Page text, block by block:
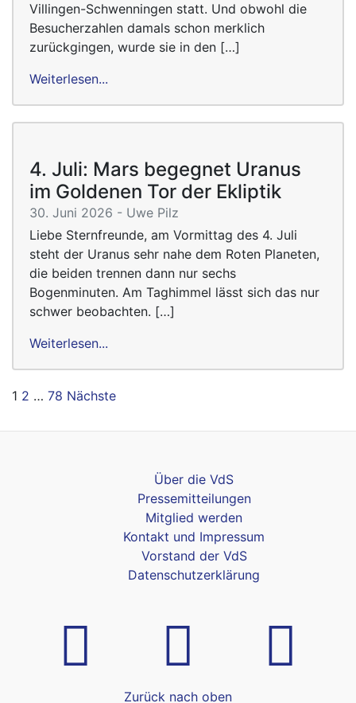
Villingen-Schwenningen statt. Und obwohl die
Besucherzahlen damals schon merklich
zurückgingen, wurde sie in den […]
Weiterlesen...
4. Juli: Mars begegnet Uranus
im Goldenen Tor der Ekliptik
30. Juni 2026 - Uwe Pilz
Liebe Sternfreunde, am Vormittag des 4. Juli
steht der Uranus sehr nahe dem Roten Planeten,
die beiden trennen dann nur sechs
Bogenminuten. Am Taghimmel lässt sich das nur
schwer beobachten. […]
Weiterlesen...
Seitennummerierung
der
1 2 … 78 Nächste
Über die VdS
Pressemitteilungen
Mitglied werden
Kontakt und Impressum
Vorstand der VdS
Datenschutzerklärung
Zurück nach oben